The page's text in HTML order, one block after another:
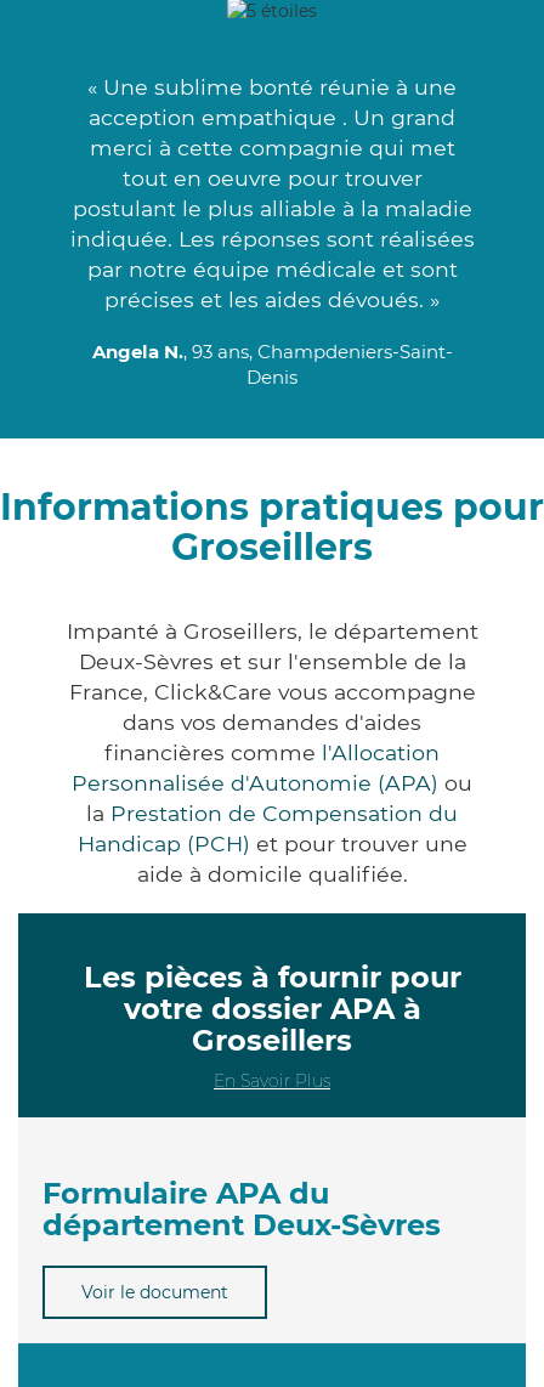
« Une sublime bonté réunie à une
acception empathique . Un grand
merci à cette compagnie qui met
tout en oeuvre pour trouver
postulant le plus alliable à la maladie
indiquée. Les réponses sont réalisées
par notre équipe médicale et sont
précises et les aides dévoués. »
Angela N., 93 ans, Champdeniers-Saint-
Denis
Informations pratiques pour
Groseillers
Impanté à Groseillers, le département
Deux-Sèvres et sur l'ensemble de la
France, Click&Care vous accompagne
dans vos demandes d'aides
financières comme l'Allocation
Personnalisée d'Autonomie (APA) ou
la Prestation de Compensation du
Handicap (PCH) et pour trouver une
aide à domicile qualifiée.
Les pièces à fournir pour
votre dossier APA à
Groseillers
En Savoir Plus
Formulaire APA du
département Deux-Sèvres
Voir le document